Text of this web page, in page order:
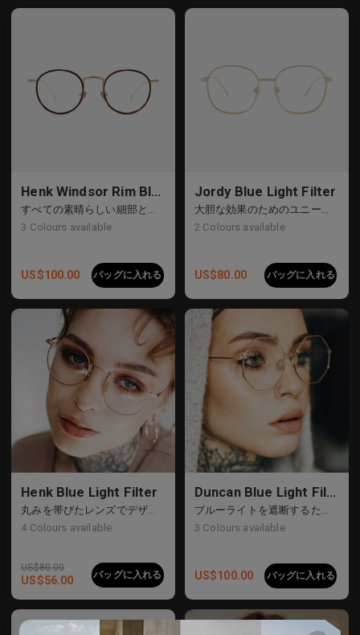
Henk Windsor Rim Blue Light Filter
すべての素晴らしい細部と時代を超えたアクセントを網羅する
3 Colours available
US$100.00 バッグに入れる
Jordy Blue Light Filter
大胆な効果のためのユニークな丸いフレーム
2 Colours available
US$80.00 バッグに入れる
Henk Blue Light Filter
丸みを帯びたレンズでデザインされたブルーライトフィルターグラス
4 Colours available
US$80.00
US$56.00 バッグに入れる
Duncan Blue Light Filter
ブルーライトを遮断するために不可欠なグラス、幾何学的な金属フレーム
3 Colours available
US$100.00 バッグに入れる